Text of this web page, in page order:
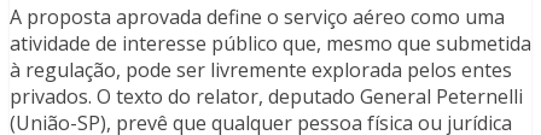
A proposta aprovada define o serviço aéreo como uma
atividade de interesse público que, mesmo que submetida
à regulação, pode ser livremente explorada pelos entes
privados. O texto do relator, deputado General Peternelli
(União-SP), prevê que qualquer pessoa física ou jurídica